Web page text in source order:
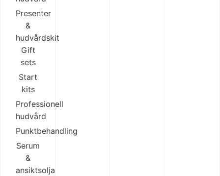
Presenter
&
hudvårdskit
Gift
sets
Start
kits
Professionell
hudvård
Punktbehandling
Serum
&
ansiktsolja